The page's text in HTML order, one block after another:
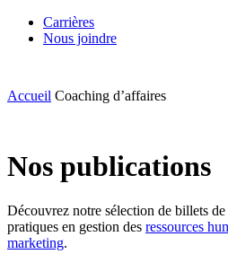
Carrières
Nous joindre
Accueil Coaching d’affaires
Nos publications
Découvrez notre sélection de billets
pratiques en gestion des ressources
marketing.